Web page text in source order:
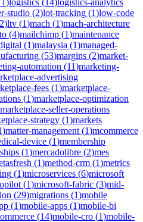
studio (2)lot-tracking (1)low-code
2)ltv (1)mach (1)mach-architecture
(4)mailchimp (1)maintenance
(1)malaysia (1)managed-
(53)margins (2)market-
automation (11)marketing-
advertising
fees (1)marketplace-
(1)marketplace-optimization
marketplace-seller-operations
strategy (1)markets
)matter-management (1)mcommerce
device (1)membership
(1)mercadolibre (2)mes
(1)method-crm (1)metrics
(1)microservices (6)microsoft
(1)microsoft-fabric (3)mid-
(29)migrations (1)mobile
(1)mobile-apps (1)mobile-bi
(14)mobile-cro (1)mobile-